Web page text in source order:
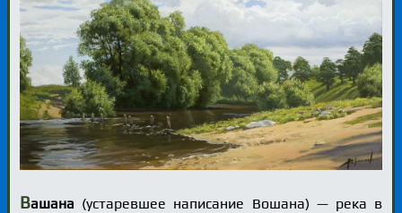
Вашана (устаревшее написание Вошана) — река в